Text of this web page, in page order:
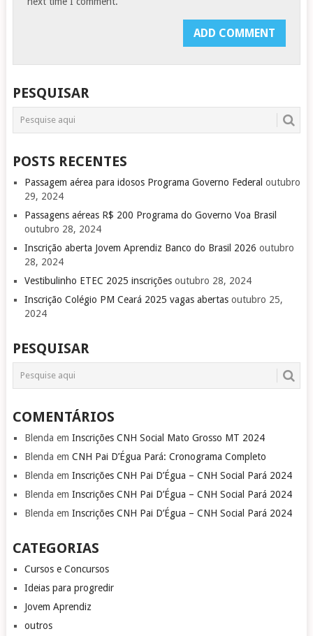
PESQUISAR
POSTS RECENTES
Passagem aérea para idosos Programa Governo Federal outubro
29, 2024
Passagens aéreas R$ 200 Programa do Governo Voa Brasil
outubro 28, 2024
Inscrição aberta Jovem Aprendiz Banco do Brasil 2026 outubro
28, 2024
Vestibulinho ETEC 2025 inscrições outubro 28, 2024
Inscrição Colégio PM Ceará 2025 vagas abertas outubro 25,
2024
PESQUISAR
COMENTÁRIOS
Blenda em Inscrições CNH Social Mato Grosso MT 2024
Blenda em CNH Pai D’Égua Pará: Cronograma Completo
Blenda em Inscrições CNH Pai D’Égua – CNH Social Pará 2024
Blenda em Inscrições CNH Pai D’Égua – CNH Social Pará 2024
Blenda em Inscrições CNH Pai D’Égua – CNH Social Pará 2024
CATEGORIAS
Cursos e Concursos
Ideias para progredir
Jovem Aprendiz
outros